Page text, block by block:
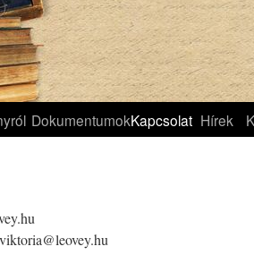
DokumentumokKapcsolat Hírek